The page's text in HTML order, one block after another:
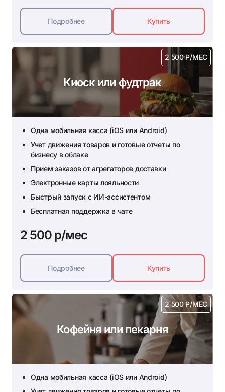
Подробнее Купить
2 500 Р/МЕС
Киоск или фудтрак
Одна мобильная касса (iOS или Android)
Учет движения товаров и готовые отчеты по
бизнесу в облаке
Прием заказов от агрегаторов доставки
Электронные карты лояльности
Быстрый запуск с ИИ-ассистентом
Бесплатная поддержка в чате
2 500 р/мес
Подробнее Купить
2 500 Р/МЕС
Кофейня или пекарня
Одна мобильная касса (iOS или Android)